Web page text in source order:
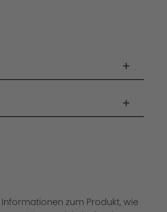
zum Produkt, wie